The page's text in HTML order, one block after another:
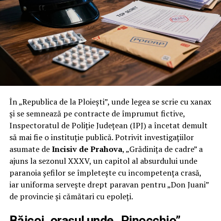
rămas corigent la trădare – a descins la un post de
poliție dintr-o comună din Prahova, în urma unor
sesizări și „ponturi”/”sifonari”.
Ce a găsit, potrivit informațiilor obținute de Incisiv de
Prahova?
șef de post cu SUV electric, dar cu morală pe
motorină:
– la postul de poliție s-au făcutracordări ilegale la
curent ;
–priza instituției era folosită, „în familie”, pentru
încărcarea mașinii electrice personalea șefului de
post;
– consumul era decontat, evident, de stat, adică de
cetățeanul prost, că „statul” nu plătește din buzunarul
lui.
Pe românește: șeful de post își băga mașina în priză la
În „Republica de la Ploiești”, unde legea se scrie cu xanax
și se semnează pe contracte de împrumut fictive,
Inspectoratul de Poliție Județean (IPJ) a încetat demult
să mai fie o instituție publică. Potrivit investigațiilor
asumate deIncisiv de Prahova, „Grădinița de cadre” a
ajuns la sezonul XXXV, un capitol al absurdului unde
paranoia șefilor se împletește cu incompetența crasă,
iar uniforma servește drept paravan pentru „Don Juani”
de provincie și cămătari cu epoleți.